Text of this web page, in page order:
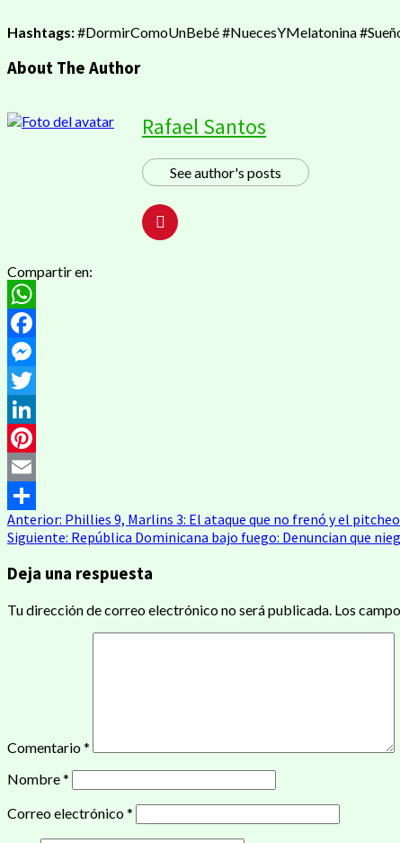
Hashtags:#DormirComoUnBebé #NuecesYMelatonina
About The Author
Rafael Santos
See author's posts
Compartir en:
WhatsApp
Facebook
Messenger
Twitter
LinkedIn
Pinterest
Email
Compartir
Anterior: Phillies 9, Marlins 3: El ataque que no frenó y el
Siguiente: República Dominicana bajo fuego: Denuncian que
Deja una respuesta
Tu dirección de correo electrónico no será publicada. Los
Comentario*
Nombre*
Correo electrónico*